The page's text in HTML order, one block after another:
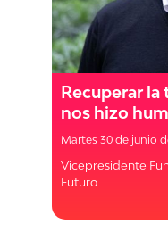
Recuperar
nos hizo
Martes 30 de junio
Vicepresidente
Futuro